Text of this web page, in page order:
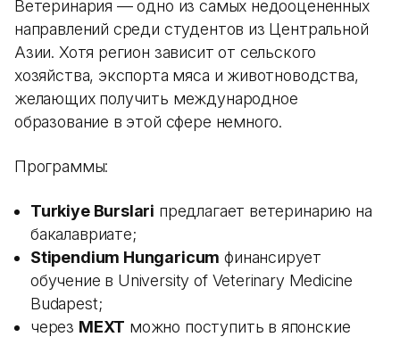
Ветеринария — одно из самых недооцененных
направлений среди студентов из Центральной
Азии. Хотя регион зависит от сельского
хозяйства, экспорта мяса и животноводства,
желающих получить международное
образование в этой сфере немного.
Программы:
Turkiye Burslari предлагает ветеринарию на
бакалавриате;
Stipendium Hungaricum финансирует
обучение в University of Veterinary Medicine
Budapest;
через MEXT можно поступить в японские